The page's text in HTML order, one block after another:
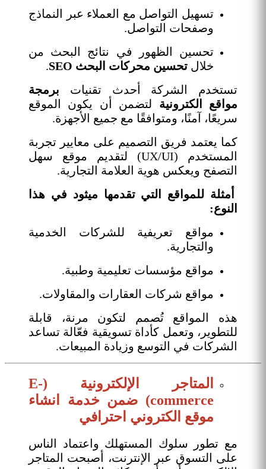
تسهيل التواصل مع العملاء عبر النماذج
وصفحات التواصل.
تحسين الظهور في نتائج البحث من
خلال تحسين محركات البحث SEO
.
تستخدم الشركة أحدث تقنيات برمجة
مواقع الكترونية لتضمن أن يكون الموقع
سريعًا، آمنًا، ومتوافقًا مع جميع الأجهزة.
كما يعتمد فريق التصميم على معايير تجربة
المستخدم (UX/UI) لتقديم موقع سهل
التصفح ويعكس هوية العلامة التجارية.
أمثلة للمواقع التي تقدمها ميثود في هذا
النوع:
مواقع تعريفية للشركات الخدمية
والتجارية.
مواقع مؤسسات تعليمية وطبية.
مواقع شركات العقارات والمقاولات.
هذه المواقع تُصمم لتكون مرنة، قابلة
للتطوير، وتعمل كأداة تسويقية فعّالة تساعد
الشركات في التوسع وزيادة المبيعات.
المتاجر الإلكترونية (E-
commerce) ضمن خدمة انشاء
موقع الكتروني احترافي
مع تطور سلوك المستهلك واعتماد الناس
على التسوق عبر الإنترنت، أصبحت المتاجر